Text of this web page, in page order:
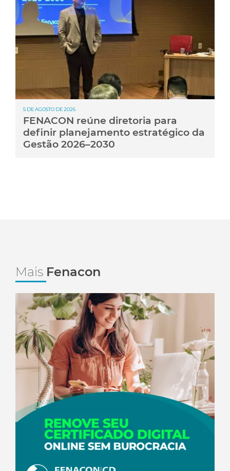
5 DE AGOSTO DE 2026
FENACON reúne diretoria para
definir planejamento estratégico da
Gestão 2026–2030
Mais Fenacon